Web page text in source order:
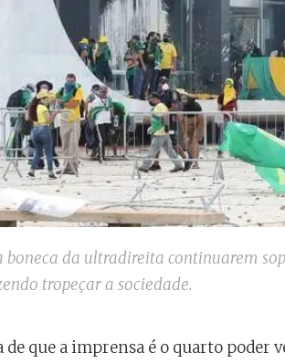
boneca da ultradireita continuarem
tropeçar a sociedade.
de que a imprensa é o quarto poder